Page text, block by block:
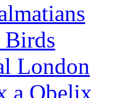
London
a Obelix